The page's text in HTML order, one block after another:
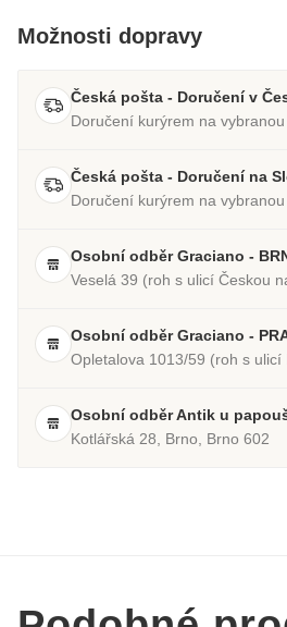
Možnosti dopravy
Česká pošta - Doručení v
Doručení kurýrem na
Česká pošta - Doručení na
Doručení kurýrem na
Osobní odběr Graciano -
Veselá 39 (roh s ulicí Českou
Osobní odběr Graciano -
Opletalova 1013/59 (roh s ulicí
Osobní odběr Antik u
Kotlářská 28, Brno, Brno 602